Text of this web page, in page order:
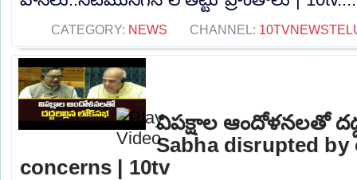
CATEGORY: NEWS CHANNEL:
విపక్షాల ఆందోళనలతో
Sabha disrupted
concerns | 10tv